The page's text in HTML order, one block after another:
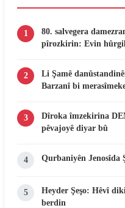
1
80. salvegera
pîrozkirin: Evin
2
Li Şamê
Barzanî bi
3
Dîroka îmzekirina
pêvajoyê diyar bû
4 Qurbaniyên Jenosîda
5
Heyder Şeşo: Hêvî
berdin